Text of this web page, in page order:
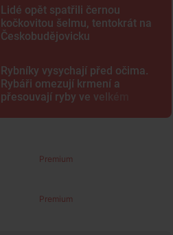
Lidé opět spatřili černou
kočkovitou šelmu, tentokrát na
Českobudějovicku
Rybníky vysychají před očima.
Rybáři omezují krmení a
přesouvají ryby ve velkém
Premium
Premium